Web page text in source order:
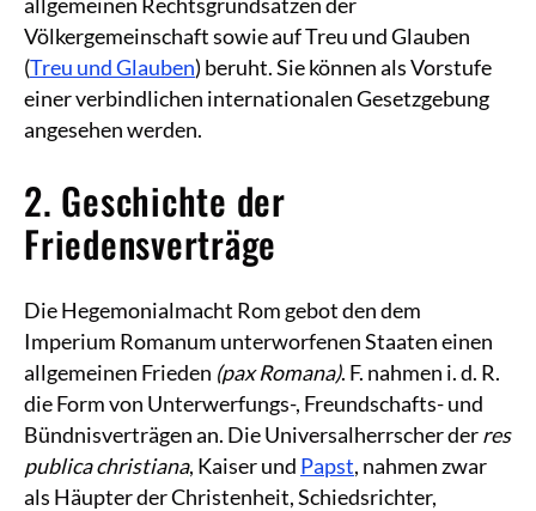
Völkergemeinschaft sowie auf Treu und Glauben
(Treu und Glauben) beruht. Sie können als Vorstufe
einer verbindlichen internationalen Gesetzgebung
angesehen werden.
2. Geschichte der
Friedensverträge
Die Hegemonialmacht Rom gebot den dem
Imperium Romanum unterworfenen Staaten einen
allgemeinen Frieden (pax Romana). F. nahmen i. d. R.
die Form von Unterwerfungs-, Freundschafts- und
Bündnisverträgen an. Die Universalherrscher derres
publica christiana, Kaiser und Papst, nahmen zwar
als Häupter der Christenheit, Schiedsrichter,